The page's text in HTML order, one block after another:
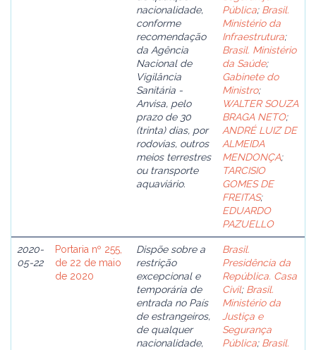
nacionalidade,
conforme
recomendação
da Agência
Nacional de
Vigilância
Sanitária -
Anvisa, pelo
prazo de 30
(trinta) dias, por
rodovias, outros
meios terrestres
ou transporte
aquaviário.
Pública; Brasil.
Ministério da
Infraestrutura;
Brasil. Ministério
da Saúde;
Gabinete do
Ministro;
WALTER SOUZA
BRAGA NETO;
ANDRÉ LUIZ DE
ALMEIDA
MENDONÇA;
TARCISIO
GOMES DE
FREITAS;
EDUARDO
PAZUELLO
2020-
05-22
Portaria nº 255,
de 22 de maio
de 2020
Dispõe sobre a
restrição
excepcional e
temporária de
entrada no País
de estrangeiros,
de qualquer
nacionalidade,
Brasil.
Presidência da
República. Casa
Civil; Brasil.
Ministério da
Justiça e
Segurança
Pública; Brasil.